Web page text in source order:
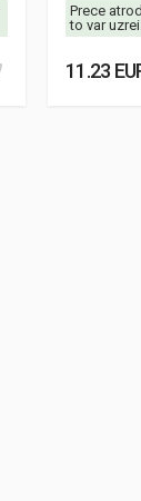
Prece
to var
11.23